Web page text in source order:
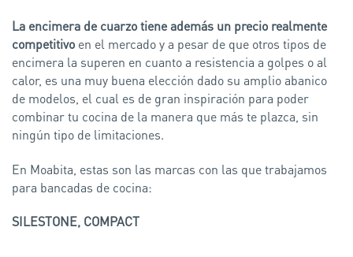
La encimera de cuarzo tiene además un precio realmente
competitivo en el mercado y a pesar de que otros tipos de
encimera la superen en cuanto a resistencia a golpes o al
calor, es una muy buena elección dado su amplio abanico
de modelos, el cual es de gran inspiración para poder
combinar tu cocina de la manera que más te plazca, sin
ningún tipo de limitaciones.
En Moabita, estas son las marcas con las que trabajamos
para bancadas de cocina:
SILESTONE, COMPACT